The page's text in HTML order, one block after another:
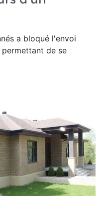
a bloqué l'envoi
de se